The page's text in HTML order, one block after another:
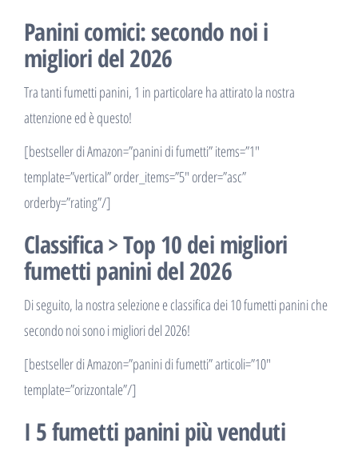
Panini comici: secondo noi i
migliori del 2026
Tra tanti fumetti panini, 1 in particolare ha attirato la nostra
attenzione ed è questo!
[bestseller di Amazon=”panini di fumetti” items=”1″
template=”vertical” order_items=”5″ order=”asc”
orderby=”rating”/]
Classifica > Top 10 dei migliori
fumetti panini del 2026
Di seguito, la nostra selezione e classifica dei 10 fumetti panini che
secondo noi sono i migliori del 2026!
[bestseller di Amazon=”panini di fumetti” articoli=”10″
template=”orizzontale”/]
I 5 fumetti panini più venduti